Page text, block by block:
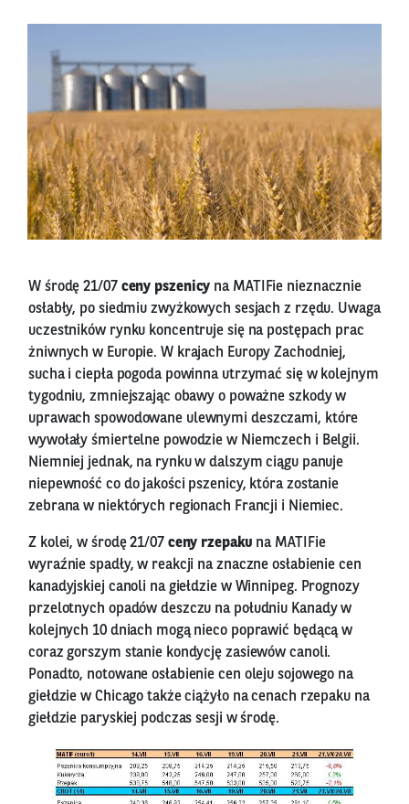
W środę 21/07 ceny pszenicy na MATIFie nieznacznie
osłabły, po siedmiu zwyżkowych sesjach z rzędu. Uwaga
uczestników rynku koncentruje się na postępach prac
żniwnych w Europie. W krajach Europy Zachodniej,
sucha i ciepła pogoda powinna utrzymać się w kolejnym
tygodniu, zmniejszając obawy o poważne szkody w
uprawach spowodowane ulewnymi deszczami, które
wywołały śmiertelne powodzie w Niemczech i Belgii.
Niemniej jednak, na rynku w dalszym ciągu panuje
niepewność co do jakości pszenicy, która zostanie
zebrana w niektórych regionach Francji i Niemiec.
Z kolei, w środę 21/07ceny rzepaku na MATIFie
wyraźnie spadły, w reakcji na znaczne osłabienie cen
kanadyjskiej canoli na giełdzie w Winnipeg. Prognozy
przelotnych opadów deszczu na południu Kanady w
kolejnych 10 dniach mogą nieco poprawić będącą w
coraz gorszym stanie kondycję zasiewów canoli.
Ponadto, notowane osłabienie cen oleju sojowego na
giełdzie w Chicago także ciążyło na cenach rzepaku na
giełdzie paryskiej podczas sesji w środę.